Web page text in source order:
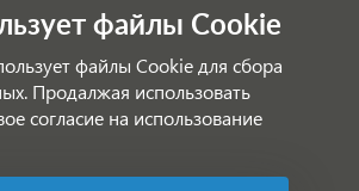
персональных данных
файлы Cookie
файлы Cookie для сбора
Продалжая использовать
согласие на использование